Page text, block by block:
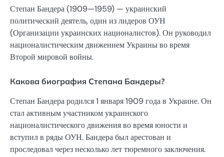
Степан Бандера (1909—1959) — украинский
политический деятель, один из лидеров ОУН
(Организации украинских националистов). Он руководил
националистическим движением Украины во время
Второй мировой войны.
Какова биография Степана Бандеры?
Степан Бандера родился 1 января 1909 года в Украине. Он
стал активным участником украинского
националистического движения во время юности и
вступил в ряды ОУН. Бандера был арестован и
проследовал через несколько лет тюремного заключения.